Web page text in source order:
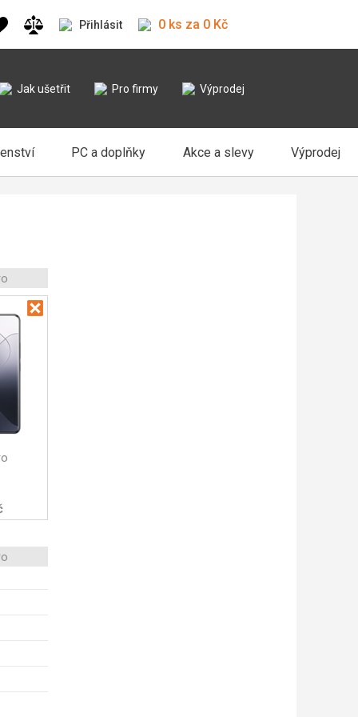
Přihlásit 0 ks za 0 Kč
Jak ušetřit Pro firmy Výprodej
PC a doplňky Akce a slevy Výprodej